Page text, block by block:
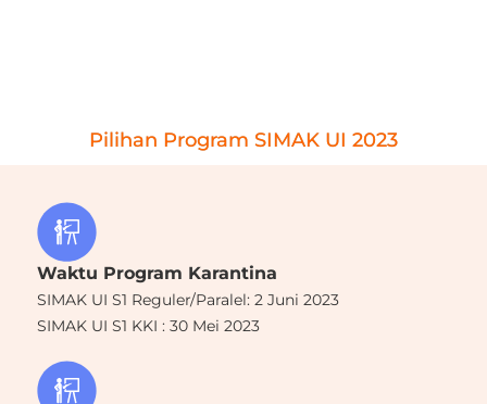
Pilihan Program SIMAK UI 2023
Waktu Program Karantina
SIMAK UI S1 Reguler/Paralel: 2 Juni 2023
SIMAK UI S1 KKI : 30 Mei 2023